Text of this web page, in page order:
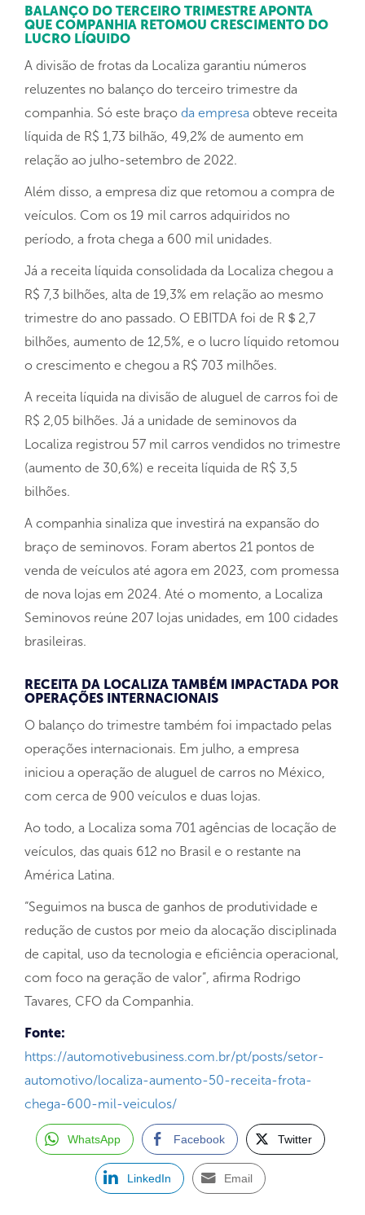
BALANÇO DO TERCEIRO TRIMESTRE APONTA
QUE COMPANHIA RETOMOU CRESCIMENTO DO
LUCRO LÍQUIDO
A divisão de frotas da Localiza garantiu números
reluzentes no balanço do terceiro trimestre da
companhia. Só este braço da empresa obteve receita
líquida de R$ 1,73 bilhão, 49,2% de aumento em
relação ao julho-setembro de 2022.
Além disso, a empresa diz que retomou a compra de
veículos. Com os 19 mil carros adquiridos no
período, a frota chega a 600 mil unidades.
Já a receita líquida consolidada da Localiza chegou a
R$ 7,3 bilhões, alta de 19,3% em relação ao mesmo
trimestre do ano passado. O EBITDA foi de R＄2,7
bilhões, aumento de 12,5%, e o lucro líquido retomou
o crescimento e chegou a R$ 703 milhões.
A receita líquida na divisão de aluguel de carros foi de
R$ 2,05 bilhões. Já a unidade de seminovos da
Localiza registrou 57 mil carros vendidos no trimestre
(aumento de 30,6%) e receita líquida de R$ 3,5
bilhões.
A companhia sinaliza que investirá na expansão do
braço de seminovos. Foram abertos 21 pontos de
venda de veículos até agora em 2023, com promessa
de nova lojas em 2024. Até o momento, a Localiza
Seminovos reúne 207 lojas unidades, em 100 cidades
brasileiras.
RECEITA DA LOCALIZA TAMBÉM IMPACTADA POR
OPERAÇÕES INTERNACIONAIS
O balanço do trimestre também foi impactado pelas
operações internacionais. Em julho, a empresa
iniciou a operação de aluguel de carros no México,
com cerca de 900 veículos e duas lojas.
Ao todo, a Localiza soma 701 agências de locação de
veículos, das quais 612 no Brasil e o restante na
América Latina.
“Seguimos na busca de ganhos de produtividade e
redução de custos por meio da alocação disciplinada
de capital, uso da tecnologia e eficiência operacional,
com foco na geração de valor”, afirma Rodrigo
Tavares, CFO da Companhia.
Fonte:
https://automotivebusiness.com.br/pt/posts/setor-
automotivo/localiza-aumento-50-receita-frota-
chega-600-mil-veiculos/
WhatsApp Facebook Twitter
LinkedIn Email